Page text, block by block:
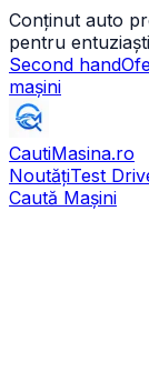
Conținut auto
pentru
Second hand
mașini
CautiMasina.ro
NoutățiTest
Caută Mașini